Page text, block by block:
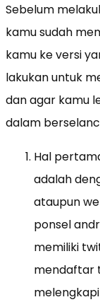
Sebelum
kamu sudah
kamu ke versi
lakukan untuk
dan agar kamu
dalam
Hal
adalah
ataupun
ponsel
memiliki
mendaftar